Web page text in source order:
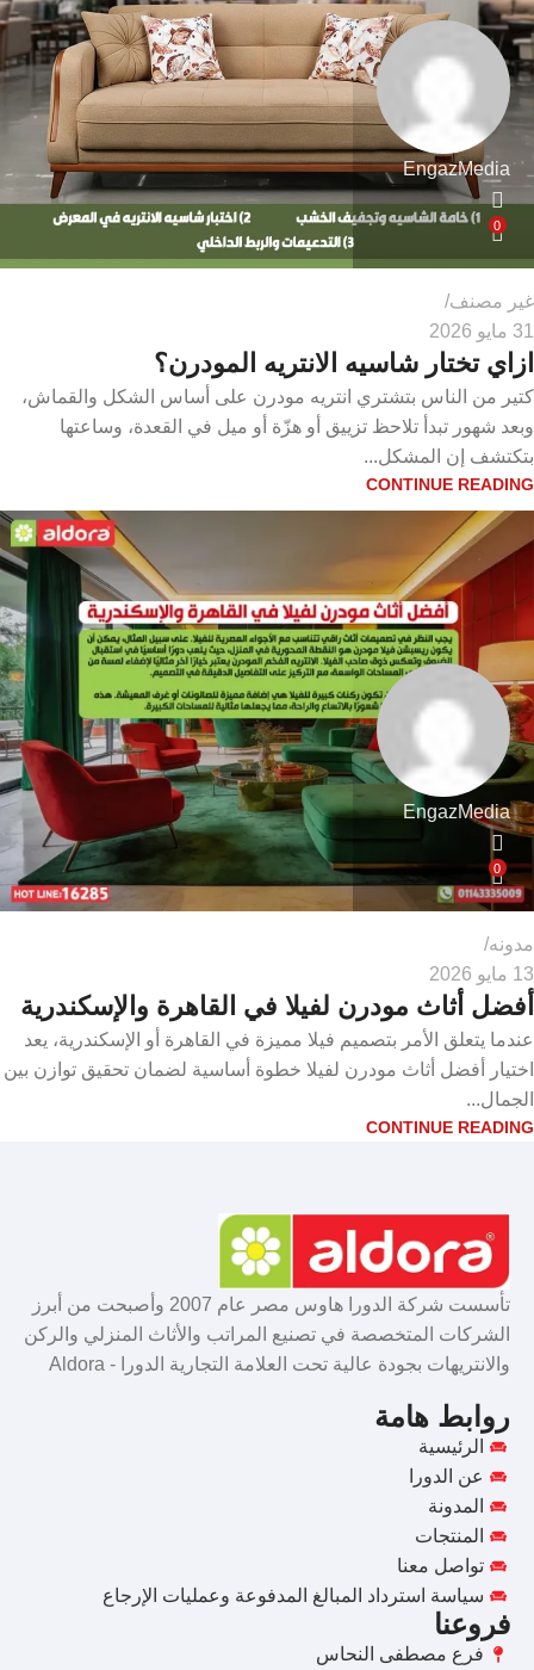
EngazMedia
0
غير مصنف
31 مايو 2026
ازاي تختار شاسيه الانتريه المودرن؟
كتير من الناس بتشتري انتريه مودرن على أساس الشكل والقماش،
وبعد شهور تبدأ تلاحظ تزييق أو هزّة أو ميل في القعدة، وساعتها
بتكتشف إن المشكل...
CONTINUE READING
EngazMedia
0
مدونه
13 مايو 2026
أفضل أثاث مودرن لفيلا في القاهرة والإسكندرية
عندما يتعلق الأمر بتصميم فيلا مميزة في القاهرة أو الإسكندرية، يعد
اختيار أفضل أثاث مودرن لفيلا خطوة أساسية لضمان تحقيق توازن بين
الجمال...
CONTINUE READING
تأسست شركة الدورا هاوس مصر عام 2007 وأصبحت من أبرز
الشركات المتخصصة في تصنيع المراتب والأثاث المنزلي والركن
والانتريهات بجودة عالية تحت العلامة التجارية الدورا - Aldora
روابط هامة
الرئيسية
عن الدورا
المدونة
المنتجات
تواصل معنا
سياسة استرداد المبالغ المدفوعة وعمليات الإرجاع
فروعنا
فرع مصطفى النحاس